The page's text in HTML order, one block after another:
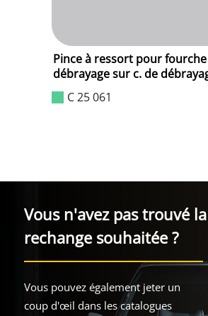
Pince à ressort pour
débrayage sur c. de
C 25 061
Vous n'avez pas trouvé
rechange souhaitée ?
Vous pouvez également jeter un
coup d'œil dans les catalogues